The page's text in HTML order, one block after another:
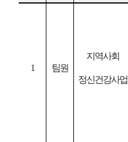
1 팀원
지역사회
정신건강사업